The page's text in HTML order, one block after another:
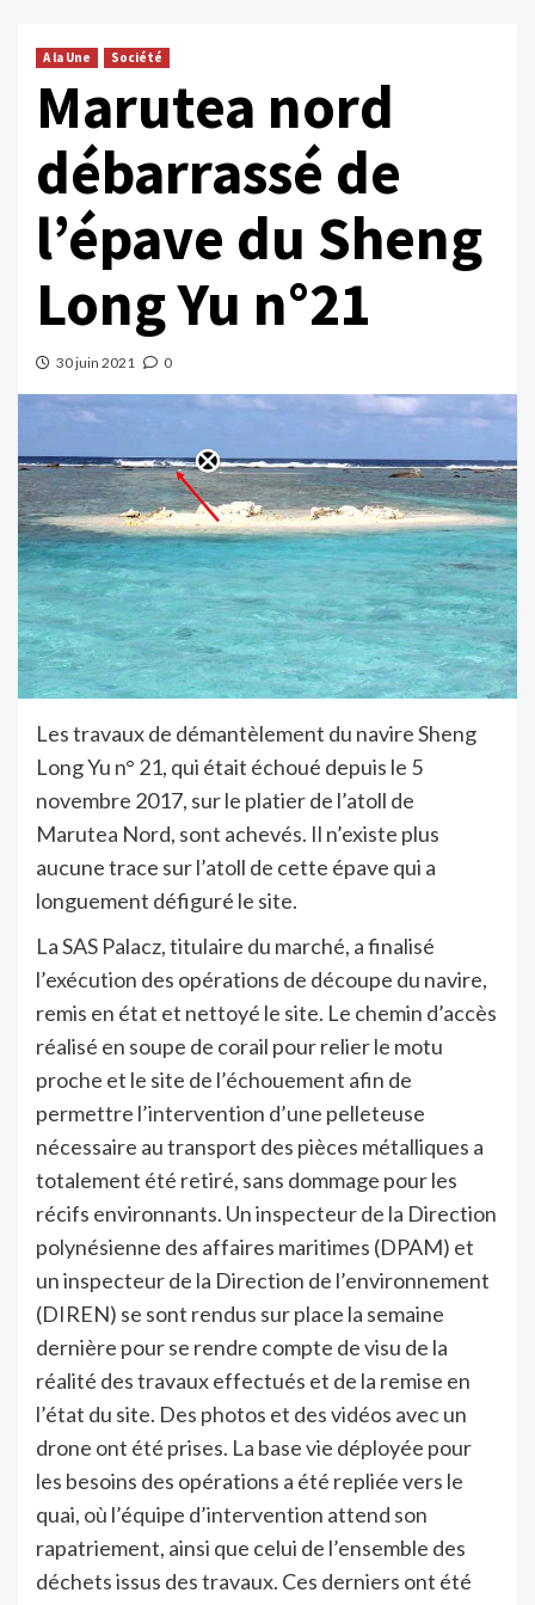
A la Une Société
Marutea nord
débarrassé de
l’épave du Sheng
Long Yu n°21
30 juin 2021 0
Les travaux de démantèlement du navire Sheng
Long Yu n° 21, qui était échoué depuis le 5
novembre 2017, sur le platier de l’atoll de
Marutea Nord, sont achevés. Il n’existe plus
aucune trace sur l’atoll de cette épave qui a
longuement défiguré le site.
La SAS Palacz, titulaire du marché, a finalisé
l’exécution des opérations de découpe du navire,
remis en état et nettoyé le site. Le chemin d’accès
réalisé en soupe de corail pour relier le motu
proche et le site de l’échouement afin de
permettre l’intervention d’une pelleteuse
nécessaire au transport des pièces métalliques a
totalement été retiré, sans dommage pour les
récifs environnants. Un inspecteur de la Direction
polynésienne des affaires maritimes (DPAM) et
un inspecteur de la Direction de l’environnement
(DIREN) se sont rendus sur place la semaine
dernière pour se rendre compte de visu de la
réalité des travaux effectués et de la remise en
l’état du site. Des photos et des vidéos avec un
drone ont été prises. La base vie déployée pour
les besoins des opérations a été repliée vers le
quai, où l’équipe d’intervention attend son
rapatriement, ainsi que celui de l’ensemble des
déchets issus des travaux. Ces derniers ont été